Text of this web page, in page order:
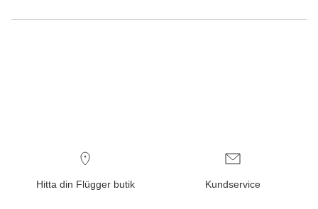
Hitta din Flügger butik Kundservice